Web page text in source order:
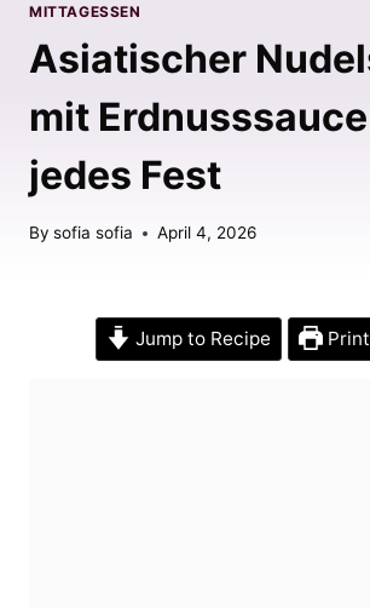
MITTAGESSEN
Asiatischer
mit
jedes Fest
By sofia sofia April 4, 2026
Jump to Recipe Print